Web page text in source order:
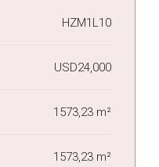
HZM1L10
USD24,000
1573,23 m²
1573,23 m²